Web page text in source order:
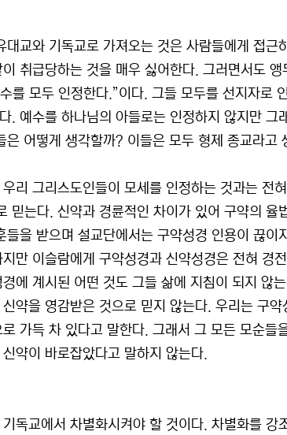
교와 기독교로 가져오는 것은 사람들에게 접근
취급당하는 것을 매우 싫어한다. 그러면서도 앵
를 모두 인정한다.”이다. 그들 모두를 선지자로
. 예수를 하나님의 아들로는 인정하지 않지만 그
어떻게 생각할까? 이들은 모두 형제 종교라고
리 그리스도인들이 모세를 인정하는 것과는 전
믿는다. 신약과 경륜적인 차이가 있어 구약의 율
을 받으며 설교단에서는 구약성경 인용이 끊이
만 이슬람에게 구약성경과 신약성경은 전혀 경
에 계시된 어떤 것도 그들 삶에 지침이 되지 않
약을 영감받은 것으로 믿지 않는다. 우리는 구
가득 차 있다고 말한다. 그래서 그 모든 모순들
약이 바로잡았다고 말하지 않는다.
독교에서 차별화시켜야 할 것이다. 차별화를 강